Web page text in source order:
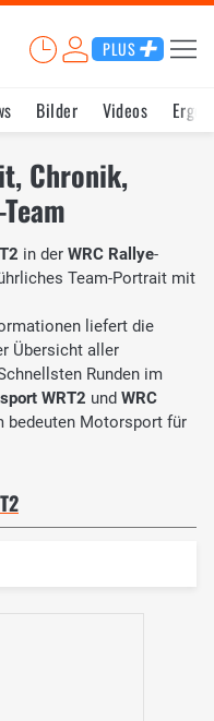
PLUS
Bilder Videos
Chronik,
in der WRC Rallye-
Team-Portrait mit
liefert die
Übersicht aller
Runden im
WRT2 und WRC
bedeuten Motorsport für